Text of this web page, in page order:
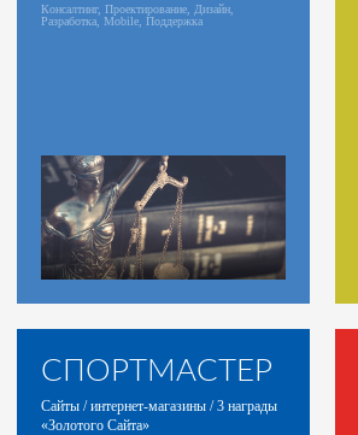
Консалтинг, Проектирование, Дизайн,
Разработка, Mobile, Поддержка
СПОРТМАСТЕР
Сайты / интернет-магазины / 3 награды
«Золотого Сайта»